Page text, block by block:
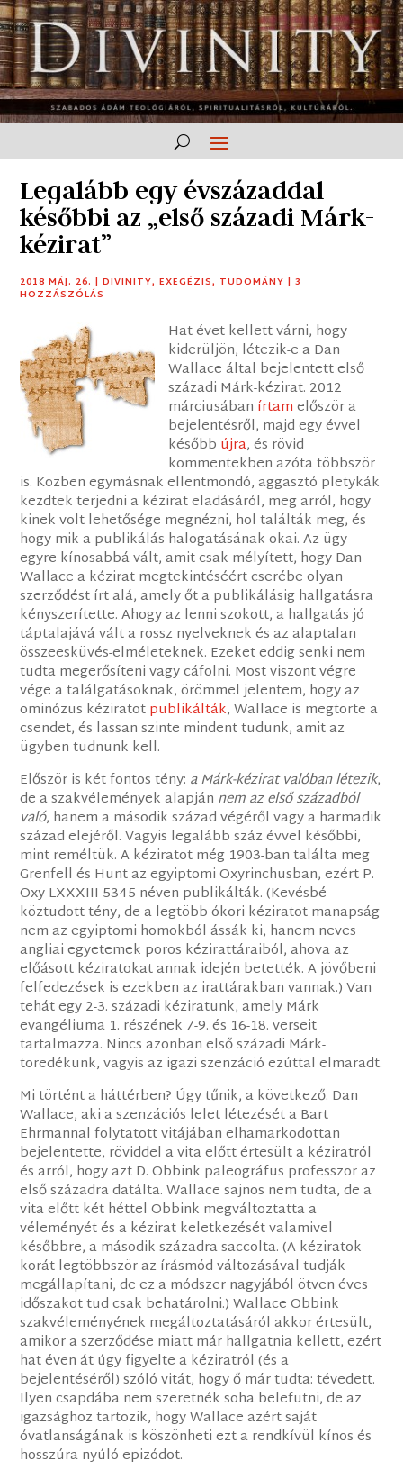
Legalább egy évszázaddal
későbbi az „első századi Márk-
kézirat”
2018 MÁJ. 26. |DIVINITY,EXEGÉZIS, TUDOMÁNY |3
HOZZÁSZÓLÁS
Hat évet kellett várni, hogy
kiderüljön, létezik-e a Dan
Wallace által bejelentett első
századi Márk-kézirat. 2012
márciusában írtamelőször a
bejelentésről, majd egy évvel
később újra, és rövid
kommentekben azóta többször
is. Közben egymásnak ellentmondó, aggasztó pletykák
kezdtek terjedni a kézirat eladásáról, meg arról, hogy
kinek volt lehetősége megnézni, hol találták meg, és
hogy mik a publikálás halogatásának okai. Az ügy
egyre kínosabbá vált, amit csak mélyített, hogy Dan
Wallace a kézirat megtekintéséért cserébe olyan
szerződést írt alá, amely őt a publikálásig hallgatásra
kényszerítette. Ahogy az lenni szokott, a hallgatás jó
táptalajává vált a rossz nyelveknek és az alaptalan
összeesküvés-elméleteknek. Ezeket eddig senki nem
tudta megerősíteni vagy cáfolni. Most viszont végre
vége a találgatásoknak, örömmel jelentem, hogy az
ominózus kéziratotpublikálták, Wallace is megtörte a
csendet, és lassan szinte mindent tudunk, amit az
ügyben tudnunk kell.
Először is két fontos tény: a Márk-kézirat valóban létezik,
de a szakvélemények alapján nem az első századból
való, hanem a második század végéről vagy a harmadik
század elejéről. Vagyis legalább száz évvel későbbi,
mint reméltük. A kéziratot még 1903-ban találta meg
Grenfell és Hunt az egyiptomi Oxyrinchusban, ezért P.
Oxy LXXXIII 5345 néven publikálták. (Kevésbé
köztudott tény, de a legtöbb ókori kéziratot manapság
nem az egyiptomi homokból ássák ki, hanem neves
angliai egyetemek poros kézirattáraiból, ahova az
előásott kéziratokat annak idején betették. A jövőbeni
felfedezések is ezekben az irattárakban vannak.) Van
tehát egy 2-3. századi kéziratunk, amely Márk
evangéliuma 1. részének 7-9. és 16-18. verseit
tartalmazza. Nincs azonban első századi Márk-
töredékünk, vagyis az igazi szenzáció ezúttal elmaradt.
Mi történt a háttérben? Úgy tűnik, a következő. Dan
Wallace, aki a szenzációs lelet létezését a Bart
Ehrmannal folytatott vitájában elhamarkodottan
bejelentette, röviddel a vita előtt értesült a kéziratról
és arról, hogy azt D. Obbink paleográfus professzor az
első századra datálta. Wallace sajnos nem tudta, de a
vita előtt két héttel Obbink megváltoztatta a
véleményét és a kézirat keletkezését valamivel
későbbre, a második századra saccolta. (A kéziratok
korát legtöbbször az írásmód változásával tudják
megállapítani, de ez a módszer nagyjából ötven éves
időszakot tud csak behatárolni.) Wallace Obbink
szakvéleményének megáltoztatásáról akkor értesült,
amikor a szerződése miatt már hallgatnia kellett, ezért
hat éven át úgy figyelte a kéziratról (és a
bejelentéséről) szóló vitát, hogy ő már tudta: tévedett.
Ilyen csapdába nem szeretnék soha belefutni, de az
igazsághoz tartozik, hogy Wallace azért saját
óvatlanságának is köszönheti ezt a rendkívül kínos és
hosszúra nyúló epizódot.